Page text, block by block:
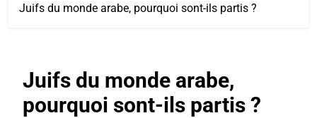
Juifs du monde arabe, pourquoi sont-ils partis ?
Juifs du monde arabe,
pourquoi sont-ils partis ?